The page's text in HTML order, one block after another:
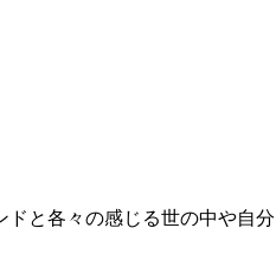
ドと各々の感じる世の中や自